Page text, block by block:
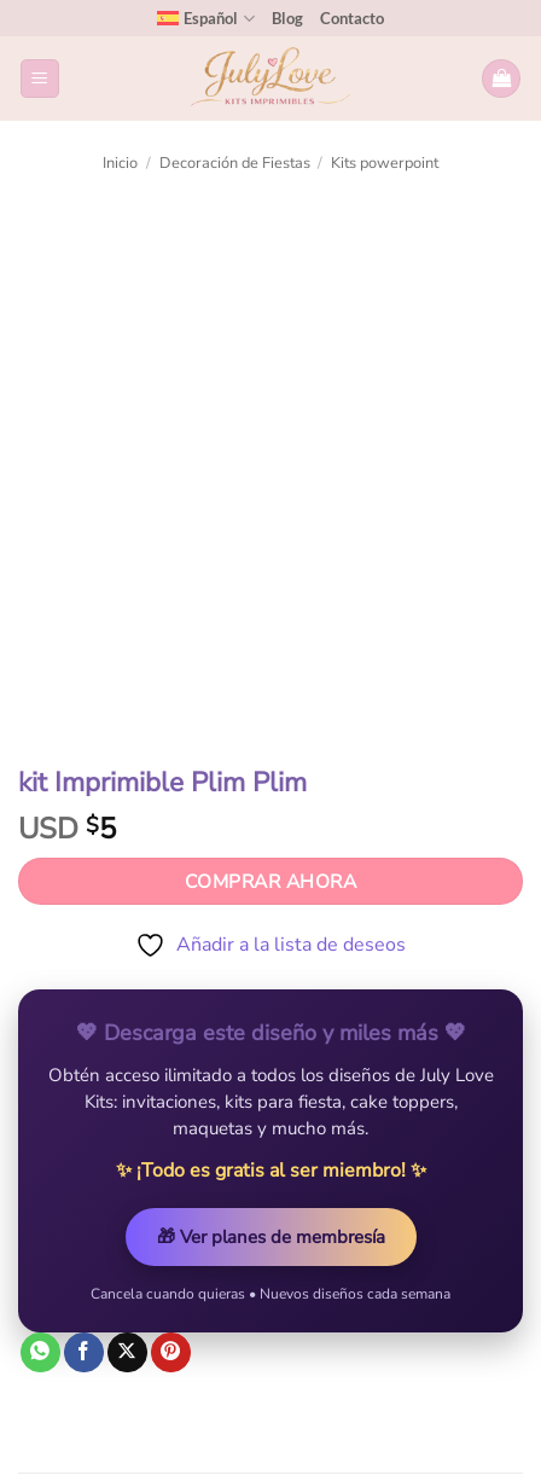
Español Blog Contacto
Inicio / Decoración de Fiestas / Kits powerpoint
kit Imprimible Plim Plim
USD $5
COMPRAR AHORA
Añadir a la lista de deseos
💖 Descarga este diseño y miles más 💖
Obtén acceso ilimitado a todos los diseños de July Love
Kits: invitaciones, kits para fiesta, cake toppers,
maquetas y mucho más.
✨ ¡Todo es gratis al ser miembro! ✨
🎁 Ver planes de membresía
Cancela cuando quieras • Nuevos diseños cada semana